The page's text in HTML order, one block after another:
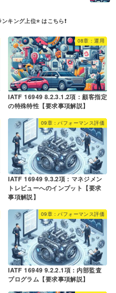
08章：運用
IATF 16949 8.2.3.1.2項：顧客指定
の特殊特性【要求事項解説】
09章：パフォーマンス評価
IATF 16949 9.3.2項：マネジメン
トレビューへのインプット【要求
事項解説】
09章：パフォーマンス評価
IATF 16949 9.2.2.1項：内部監査
プログラム【要求事項解説】